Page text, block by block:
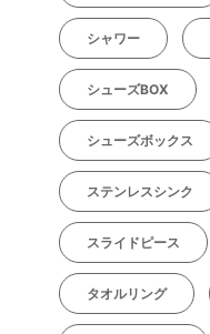
シャワー
シューズBOX
シューズボックス
ステンレスシンク
スライドピース
タオルリング